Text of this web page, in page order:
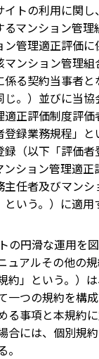
イトの利用に関し
マンション管理
管理適正評価に
マンション管理組
係る契約当事者と
。）並びに当協
適正評価制度評
録業務規程」と
録（以下「評価者
ンション管理適正
主任者及びマンシ
という。）に適
の円滑な運用を
ュアルその他の
約」という。）
一つの規約を構成
る事項と本規約
合には、個別規